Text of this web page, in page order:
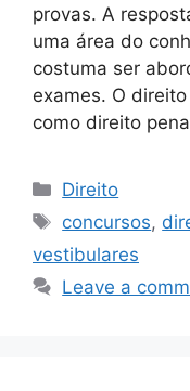
provas. A
uma área do
costuma ser
exames. O
como direito
Categories
Direito
Tags
concursos,
vestibulares
Leave a